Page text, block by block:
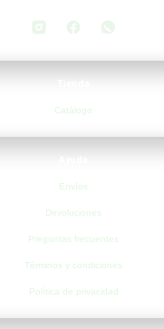
Catálogo
Envíos
Devoluciones
Preguntas frecuentes
Términos y condiciones
Política de privacidad